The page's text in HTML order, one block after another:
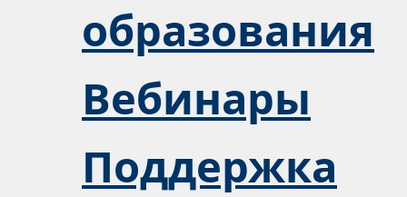
образования
Вебинары
Поддержка